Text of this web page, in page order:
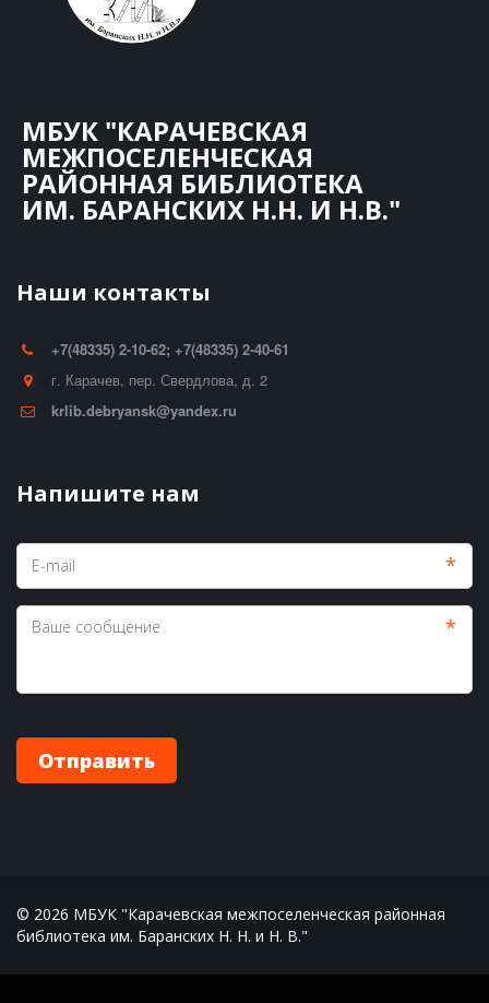
МБУК "КАРАЧЕВСКАЯ
МЕЖПОСЕЛЕНЧЕСКАЯ
РАЙОННАЯ БИБЛИОТЕКА
ИМ. БАРАНСКИХ Н.Н. И Н.В."
Наши контакты
+7(48335) 2-10-62; +7(48335) 2-40-61
г. Карачев, пер. Свердлова, д. 2
krlib.debryansk@yandex.ru
Напишите нам
*
*
Отправить
© 2026 МБУК "Карачевская межпоселенческая районная
библиотека им. Баранских Н. Н. и Н. В."